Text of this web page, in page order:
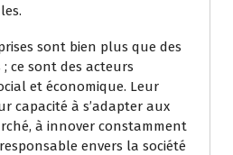
sont bien plus que des
ce sont des acteurs
et économique. Leur
capacité à s’adapter aux
à innover constamment
envers la société